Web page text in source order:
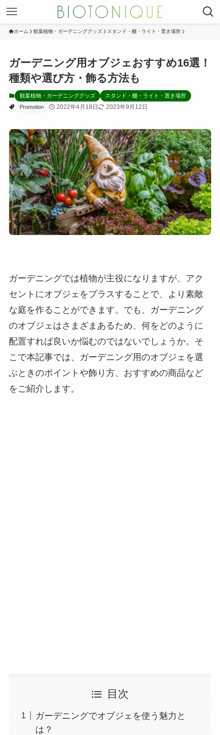
ホーム 観葉植物・ガーデニンググッズ スタンド・棚・ライト・置き場所
ガーデニング用オブジェおすすめ16選！
種類や選び方・飾る方法も
観葉植物・ガーデニンググッズ
スタンド・棚・ライト・置き場所
Promotion
2022年4月18日 2023年9月12日
ガーデニングでは植物が主役になりますが、アク
セントにオブジェをプラスすることで、より素敵
な庭を作ることができます。でも、ガーデニング
のオブジェはさまざまあるため、何をどのように
配置すれば良いか悩むのではないでしょうか。そ
こで本記事では、ガーデニング用のオブジェを選
ぶときのポイントや飾り方、おすすめの商品など
をご紹介します。
目次
ガーデニングでオブジェを使う魅力と
は？